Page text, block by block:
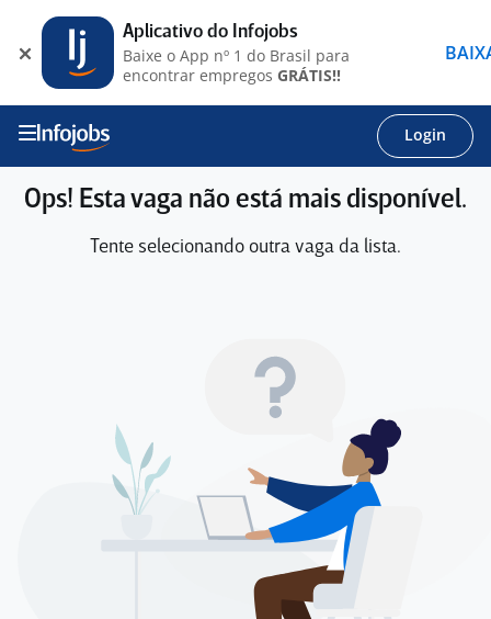
Login
Ops! Esta vaga não está mais disponível.
Tente selecionando outra vaga da lista.
Aplicativo do Infojobs
Baixe o App nº 1 do Brasil para
encontrar empregos GRÁTIS!!